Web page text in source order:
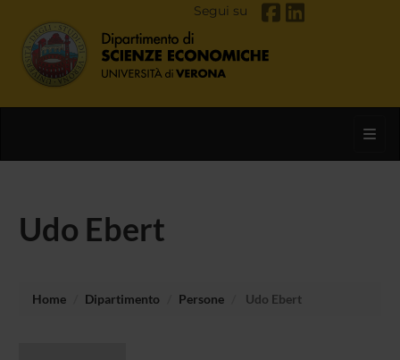
Segui su
Udo Ebert
Home Dipartimento Persone Udo Ebert